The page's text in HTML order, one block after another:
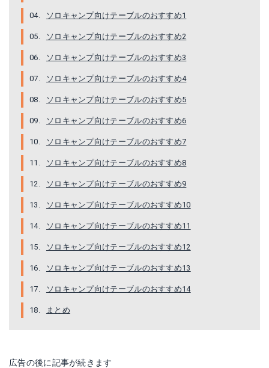
ソロキャンプ向けテーブルのおすすめ1
ソロキャンプ向けテーブルのおすすめ2
ソロキャンプ向けテーブルのおすすめ3
ソロキャンプ向けテーブルのおすすめ4
ソロキャンプ向けテーブルのおすすめ5
ソロキャンプ向けテーブルのおすすめ6
ソロキャンプ向けテーブルのおすすめ7
ソロキャンプ向けテーブルのおすすめ8
ソロキャンプ向けテーブルのおすすめ9
ソロキャンプ向けテーブルのおすすめ10
ソロキャンプ向けテーブルのおすすめ11
ソロキャンプ向けテーブルのおすすめ12
ソロキャンプ向けテーブルのおすすめ13
ソロキャンプ向けテーブルのおすすめ14
まとめ
広告の後に記事が続きます
スノーピーク オゼン ライト
Amazonで詳細を見る
楽天で詳細を見る
Yahoo!ショッピングで見る
1822161
楽天で詳細を見る
Yahoo!ショッピングで見る